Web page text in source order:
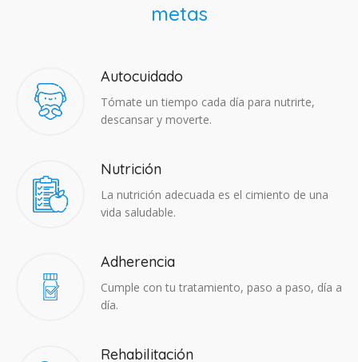
metas
Autocuidado
Tómate un tiempo cada día para nutrirte,
descansar y moverte.
Nutrición
La nutrición adecuada es el cimiento de una
vida saludable.
Adherencia​
Cumple con tu tratamiento, paso a paso, día a
día.
Rehabilitación